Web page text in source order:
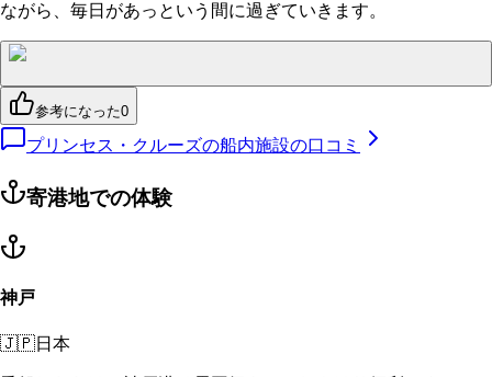
ながら、毎日があっという間に過ぎていきます。
参考になった0
プリンセス・クルーズの船内施設の口コミ
寄港地での体験
神戸
🇯🇵日本